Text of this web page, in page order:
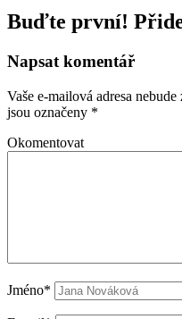
Buďte první!
Napsat komentář
Vaše e-mailová adresa nebude
jsou označeny *
Okomentovat
Jméno*